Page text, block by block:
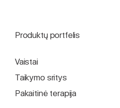
Produktų portfelis
Vaistai
Taikymo sritys
Pakaitinė terapija